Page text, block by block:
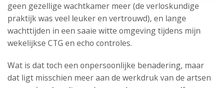
geen gezellige wachtkamer meer (de verloskundige
praktijk was veel leuker en vertrouwd), en lange
wachttijden in een saaie witte omgeving tijdens mijn
wekelijkse CTG en echo controles.
Wat is dat toch een onpersoonlijke benadering, maar
dat ligt misschien meer aan de werkdruk van de artsen